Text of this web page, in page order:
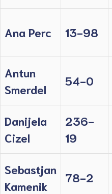
Ana Perc 13-98
Antun
Smerdel
54-0
Danijela
Cizel
236-
19
Sebastjan
Kamenik
78-2